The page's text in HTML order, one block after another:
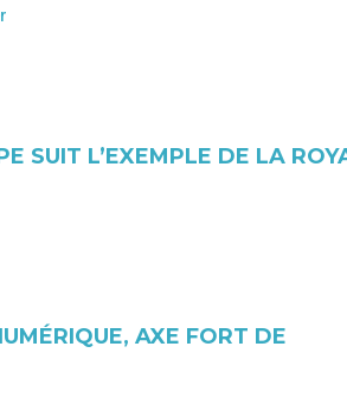
SUIT L’EXEMPLE DE LA
AXE FORT DE